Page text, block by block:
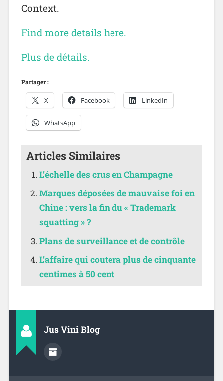
Context.
Find more details here.
Plus de détails.
Partager :
X Facebook LinkedIn
WhatsApp
Articles Similaires
L’échelle des crus en Champagne
Marques déposées de mauvaise foi en
Chine : vers la fin du « Trademark
squatting » ?
Plans de surveillance et de contrôle
L’affaire qui coutera plus de cinquante
centimes à 50 cent
Jus Vini Blog